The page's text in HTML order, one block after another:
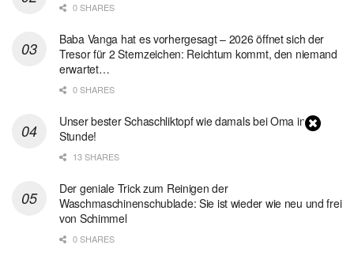
0 SHARES
Baba Vanga hat es vorhergesagt – 2026 öffnet sich der
Tresor für 2 Sternzeichen: Reichtum kommt, den niemand
erwartet…
0 SHARES
Unser bester Schaschliktopf wie damals bei Oma in 1
Stunde!
13 SHARES
Der geniale Trick zum Reinigen der
Waschmaschinenschublade: Sie ist wieder wie neu und frei
von Schimmel
0 SHARES